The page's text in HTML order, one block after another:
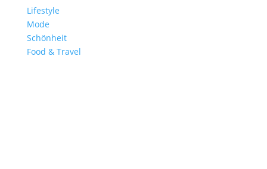
Lifestyle
Mode
Schönheit
Food & Travel